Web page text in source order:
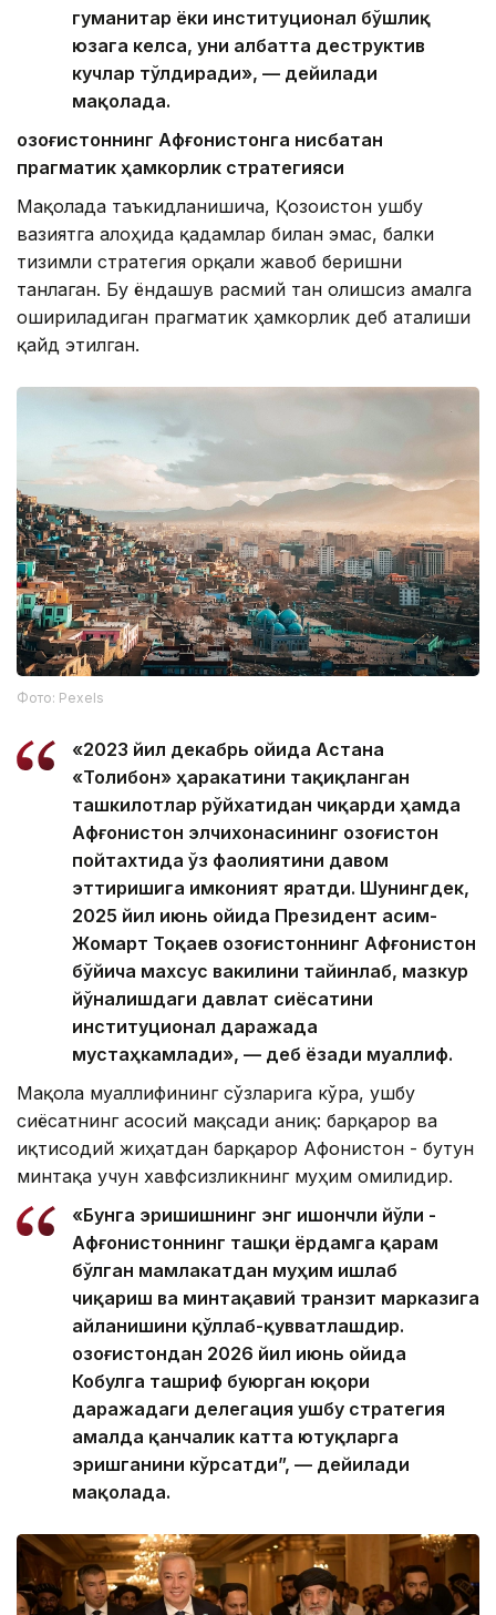
гуманитар ёки институционал бўшлиқ
юзага келса, уни албатта деструктив
кучлар тўлдиради», — дейилади
мақолада.
Қозоғистоннинг Афғонистонга нисбатан
прагматик ҳамкорлик стратегияси
Мақолада таъкидланишича, Қозоғистон ушбу
вазиятга алоҳида қадамлар билан эмас, балки
тизимли стратегия орқали жавоб беришни
танлаган. Бу ёндашув расмий тан олишсиз амалга
ошириладиган прагматик ҳамкорлик деб аталиши
қайд этилган.
Фото: Pexels
«2023 йил декабрь ойида Астана
«Толибон» ҳаракатини тақиқланган
ташкилотлар рўйхатидан чиқарди ҳамда
Афғонистон элчихонасининг Қозоғистон
пойтахтида ўз фаолиятини давом
эттиришига имконият яратди. Шунингдек,
2025 йил июнь ойида Президент Қасим-
Жомарт Тоқаев Қозоғистоннинг Афғонистон
бўйича махсус вакилини тайинлаб, мазкур
йўналишдаги давлат сиёсатини
институционал даражада
мустаҳкамлади», — деб ёзади муаллиф.
Мақола муаллифининг сўзларига кўра, ушбу
сиёсатнинг асосий мақсади аниқ: барқарор ва
иқтисодий жиҳатдан барқарор Афғонистон - бутун
минтақа учун хавфсизликнинг муҳим омилидир.
«Бунга эришишнинг энг ишончли йўли -
Афғонистоннинг ташқи ёрдамга қарам
бўлган мамлакатдан муҳим ишлаб
чиқариш ва минтақавий транзит марказига
айланишини қўллаб-қувватлашдир.
Қозоғистондан 2026 йил июнь ойида
Кобулга ташриф буюрган юқори
даражадаги делегация ушбу стратегия
амалда қанчалик катта ютуқларга
эришганини кўрсатди”, — дейилади
мақолада.